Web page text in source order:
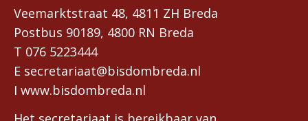
Veemarktstraat 48, 4811 ZH Breda
Postbus 90189, 4800 RN Breda
T 076 5223444
E secretariaat@bisdombreda.nl
I www.bisdombreda.nl